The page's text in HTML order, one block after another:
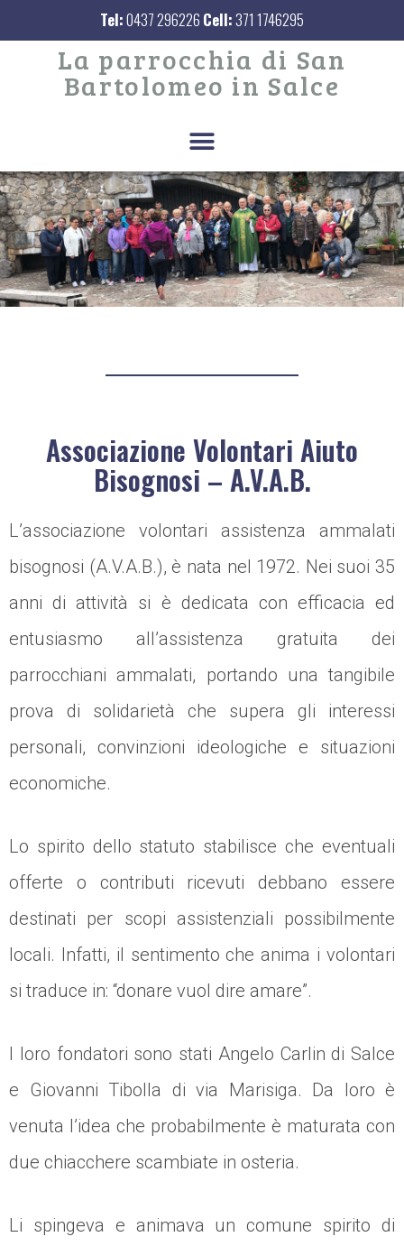
Tel:0437 296226 Cell:371 1746295
La parrocchia di San
Bartolomeo in Salce
Associazione Volontari Aiuto
Bisognosi – A.V.A.B.
L’associazione volontari assistenza ammalati
bisognosi (A.V.A.B.), è nata nel 1972. Nei suoi 35
anni di attività si è dedicata con efficacia ed
entusiasmo all’assistenza gratuita dei
parrocchiani ammalati, portando una tangibile
prova di solidarietà che supera gli interessi
personali, convinzioni ideologiche e situazioni
economiche.
Lo spirito dello statuto stabilisce che eventuali
offerte o contributi ricevuti debbano essere
destinati per scopi assistenziali possibilmente
locali. Infatti, il sentimento che anima i volontari
si traduce in: “donare vuol dire amare”.
I loro fondatori sono stati Angelo Carlin di Salce
e Giovanni Tibolla di via Marisiga. Da loro è
venuta l’idea che probabilmente è maturata con
due chiacchere scambiate in osteria.
Li spingeva e animava un comune spirito di